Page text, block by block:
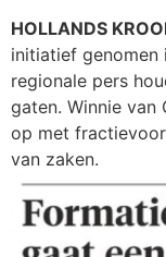
HOLLANDS
initiatief genomen
regionale pers
gaten. Winnie van
op met
van zaken.